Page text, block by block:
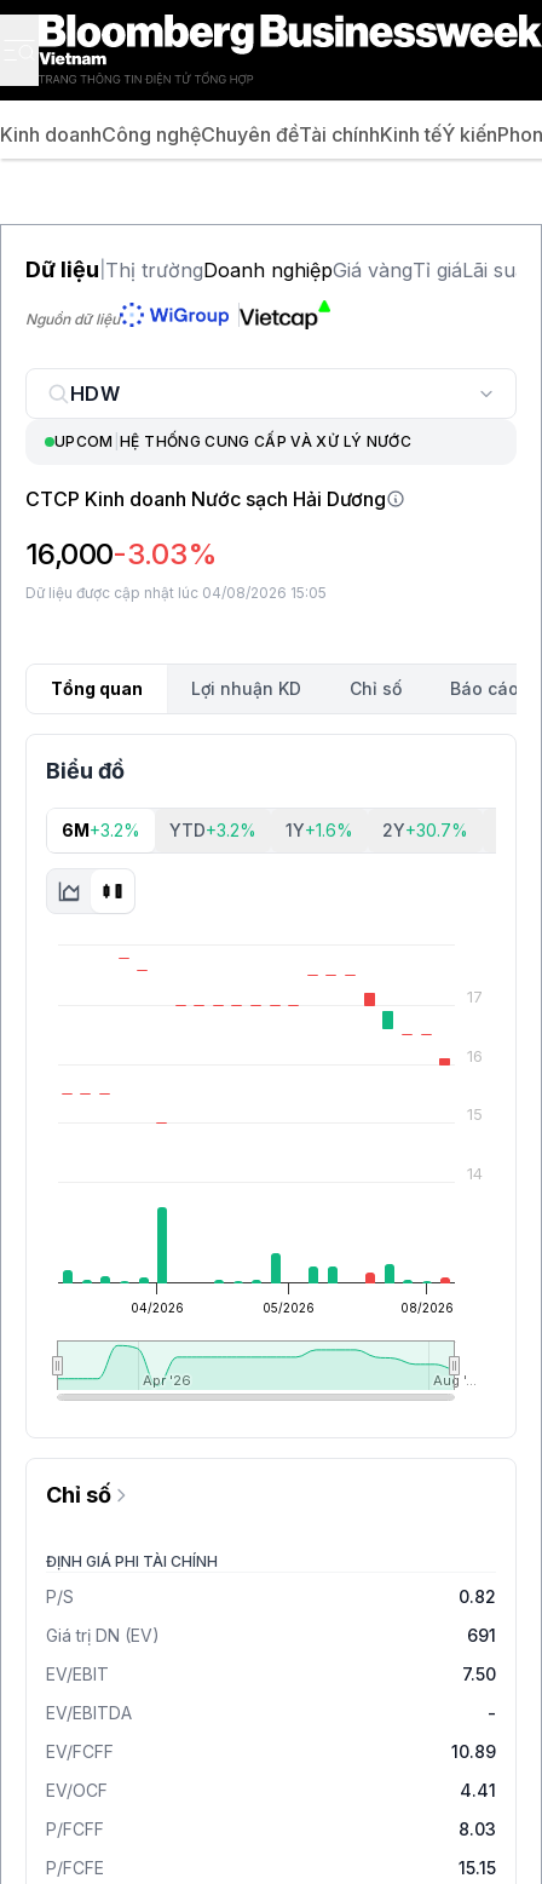
Kinh doanhCông nghệChuyên đềTài chínhKinh tếÝ kiến
Dữ liệu Thị trườngDoanh nghiệpGiá vàngTỉ giáLãi suất
Nguồn dữ liệu
UPCOM |HỆ THỐNG CUNG CẤP VÀ XỬ LÝ NƯỚC
CTCP Kinh doanh Nước sạch Hải Dương
16,000-3.03%
Dữ liệu được cập nhật lúc 04/08/2026 15:05
Tổng quan Lợi nhuận KD Chỉ số Báo cáo
Biểu đồ
6M+3.2% YTD+3.2% 1Y+1.6% 2Y+30.7%
04/2026 05/2026 08/2026
Apr '26
Apr '26 Aug '…
Aug '…
14
15
16
17
Chỉ số
ĐỊNH GIÁ PHI TÀI CHÍNH
P/S
0.82
Giá trị DN (EV)
691
EV/EBIT
7.50
EV/EBITDA
-
EV/FCFF
10.89
EV/OCF
4.41
P/FCFF
8.03
P/FCFE
15.15